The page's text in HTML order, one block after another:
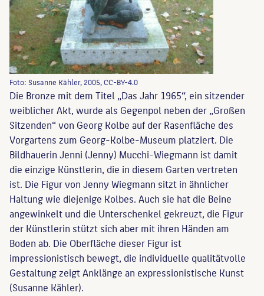
Foto: Susanne Kähler, 2005, CC-BY-4.0
Die Bronze mit dem Titel „Das Jahr 1965“, ein sitzender
weiblicher Akt, wurde als Gegenpol neben der „Großen
Sitzenden“ von Georg Kolbe auf der Rasenfläche des
Vorgartens zum Georg-Kolbe-Museum platziert. Die
Bildhauerin Jenni (Jenny) Mucchi-Wiegmann ist damit
die einzige Künstlerin, die in diesem Garten vertreten
ist. Die Figur von Jenny Wiegmann sitzt in ähnlicher
Haltung wie diejenige Kolbes. Auch sie hat die Beine
angewinkelt und die Unterschenkel gekreuzt, die Figur
der Künstlerin stützt sich aber mit ihren Händen am
Boden ab. Die Oberfläche dieser Figur ist
impressionistisch bewegt, die individuelle qualitätvolle
Gestaltung zeigt Anklänge an expressionistische Kunst
(Susanne Kähler).